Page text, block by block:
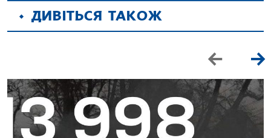
ДИВІТЬСЯ ТАКОЖ